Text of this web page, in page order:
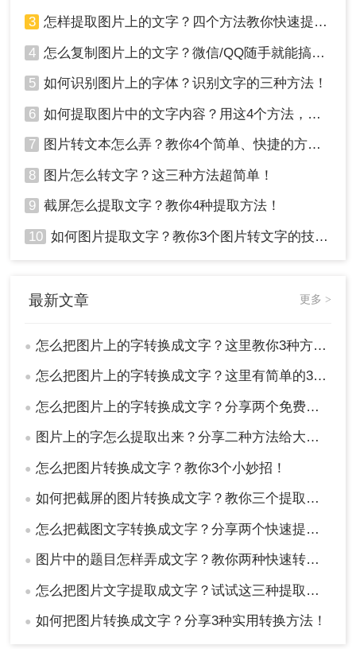
总结
以上就是怎么把图片上的字转换成文字的方法介绍
了，从图片中提取文字有多种方法，每种方法都有
其优缺点。选择最适合您情况的方法是关键。无论
这样，您就可以轻松地从图片中提取出所需的文字
3 怎样提取图片上的文字？四个方法教你快速提取！
4 怎么复制图片上的文字？微信/QQ随手就能搞，真不用装一堆软件！
5 如何识别图片上的字体？识别文字的三种方法！
6 如何提取图片中的文字内容？用这4个方法，轻松搞定！
7 图片转文本怎么弄？教你4个简单、快捷的方法！
8 图片怎么转文字？这三种方法超简单！
9 截屏怎么提取文字？教你4种提取方法！
10 如何图片提取文字？教你3个图片转文字的技巧，太实用了！
最新文章 更多 >
● 怎么把图片上的字转换成文字？这里教你3种方法！
● 怎么把图片上的字转换成文字？这里有简单的3种方法！
● 怎么把图片上的字转换成文字？分享两个免费方法！
● 图片上的字怎么提取出来？分享二种方法给大家！
● 怎么把图片转换成文字？教你3个小妙招！
● 如何把截屏的图片转换成文字？教你三个提取文字的方法！
● 怎么把截图文字转换成文字？分享两个快速提取文字方法！
● 图片中的题目怎样弄成文字？教你两种快速转换的方法！
● 怎么把图片文字提取成文字？试试这三种提取方式！
● 如何把图片转换成文字？分享3种实用转换方法！